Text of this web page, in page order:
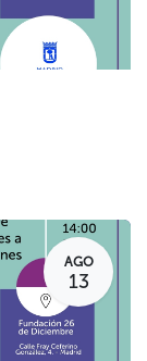
AGO
13